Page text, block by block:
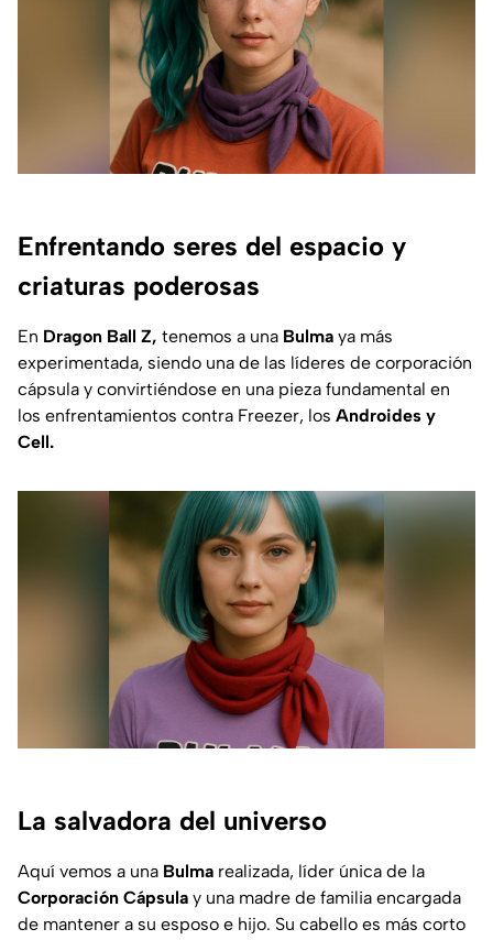
Enfrentando seres del espacio y
criaturas poderosas
En Dragon Ball Z, tenemos a una Bulma ya más
experimentada, siendo una de las líderes de corporación
cápsula y convirtiéndose en una pieza fundamental en
los enfrentamientos contra Freezer, los Androides y
Cell.
La salvadora del universo
Aquí vemos a una Bulma realizada, líder única de la
Corporación Cápsula y una madre de familia encargada
de mantener a su esposo e hijo. Su cabello es más corto